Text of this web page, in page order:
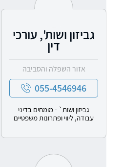
גביזון ושות', עורכי
דין
אזור השפלה והסביבה
055-4546946
גביזון ושות` - מומחים בדיני
עבודה, ליווי ופתרונות משפטיים